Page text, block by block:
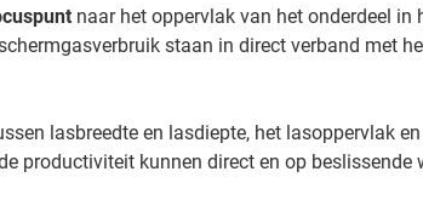
naar het oppervlak van het onderdeel in
staan in direct verband met
lasbreedte en lasdiepte, het lasoppervlak
productiviteit kunnen direct en op beslissende